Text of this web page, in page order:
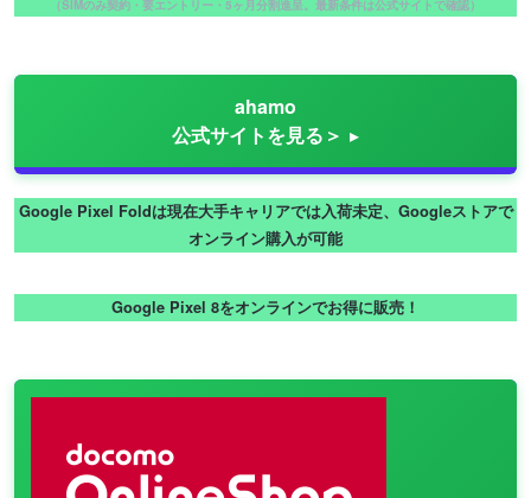
（SIMのみ契約・要エントリー・5ヶ月分割進呈。最新条件は公式サイトで確認）
ahamo
公式サイトを見る＞
Google Pixel Foldは現在大手キャリアでは入荷未定、Googleストアで
オンライン購入が可能
Google Pixel 8をオンラインでお得に販売！